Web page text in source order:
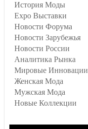
История Моды
Expo Выставки
Новости Форума
Новости Зарубежья
Новости России
Аналитика Рынка
Мировые Инновации
Женская Мода
Мужская Мода
Новые Коллекции